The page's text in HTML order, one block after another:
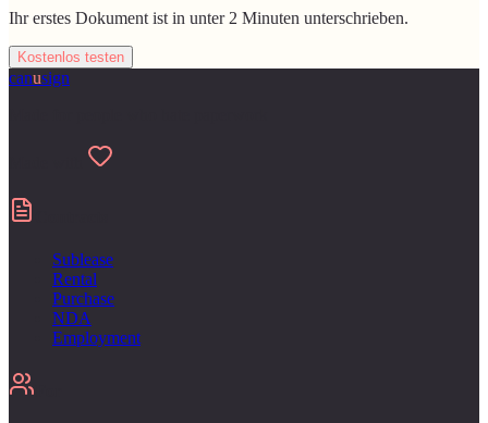
Ihr erstes Dokument ist in unter 2 Minuten unterschrieben.
Kostenlos testen
canusign
Sublease
Rental
Purchase
NDA
Employment